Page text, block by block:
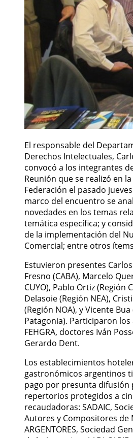
El responsable del
Derechos Intelectuales,
convocó a los integrantes
Reunión que se realizó en
Federación el pasado
marco del encuentro se
novedades en los temas
temática específica; y
de la implementación del
Comercial; entre otros
Estuvieron presentes
Fresno (CABA), Marcelo
CUYO), Pablo Ortiz (Región
Delasoie (Región NEA),
(Región NOA), y Vicente Bua
Patagonia). Participaron los
FEHGRA, doctores Iván
Gerardo Dent.
Los establecimientos
gastronómicos argentinos
pago por presunta difusión
repertorios protegidos a
recaudadoras: SADAIC,
Autores y Compositores de
ARGENTORES, Sociedad